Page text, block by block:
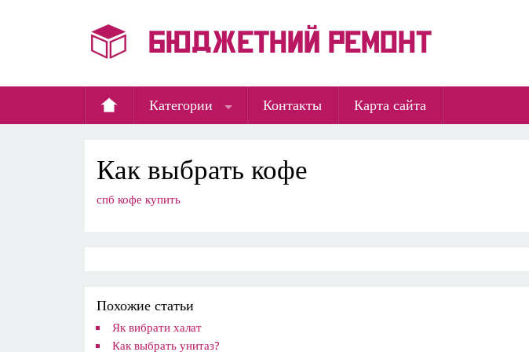
Категории Контакты Карта сайта
Как выбрать кофе
спб кофе купить
Похожие статьи
Як вибрати халат
Как выбрать унитаз?